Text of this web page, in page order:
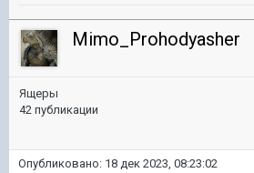
Mimo_Prohodyasher
Ящеры
42 публикации
Опубликовано: 18 дек 2023, 08:23:02